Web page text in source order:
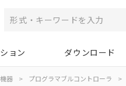
ョン ダウンロード
器 > プログラマブルコントローラ >